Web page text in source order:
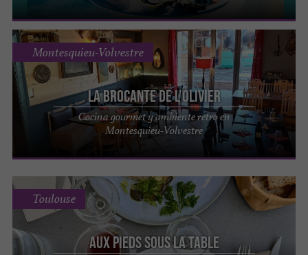
La Brocante de l'Olivier
Cocina gourmet y ambiente retro en
Montesquieu-Volvestre
Montesquieu-Volvestre
Aux Pieds sous la Table
Toulouse